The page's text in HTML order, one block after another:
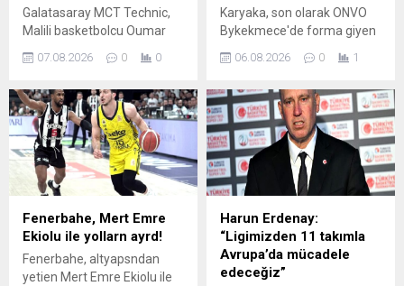
Galatasaray MCT Technic,
Malili basketbolcu Oumar
aklad.
07.08.2026 0 0
Karyaka, son olarak ONVO
Bykekmece'de forma giyen
Mustafa'y kadrosuna kattn
06.08.2026 0 1
Fenerbahe, Mert Emre
Ekiolu ile yollarn ayrd!
Fenerbahe, altyapsndan
yetien Mert Emre Ekiolu ile
Harun Erdenay:
“Ligimizden 11 takımla
Avrupa’da mücadele
edeceğiz”